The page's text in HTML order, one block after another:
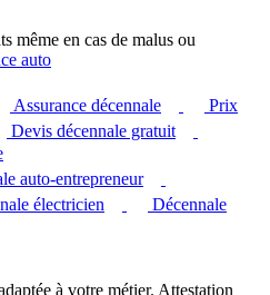
même en cas de malus ou
auto
Assurance décennale
Prix
Devis décennale gratuit
auto-entrepreneur
électricien
Décennale
à votre métier. Attestation